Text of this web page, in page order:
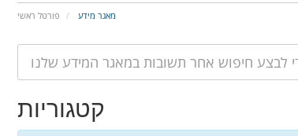
פורטל ראשי מאגר מידע
קטגוריות